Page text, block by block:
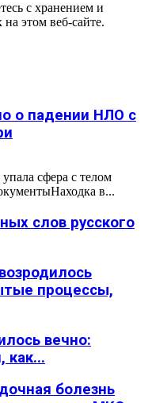
с хранением и
этом веб-сайте.
о падении НЛО с
сфера с телом
в...
слов русского
процессы,
вечно:
как...
болезнь